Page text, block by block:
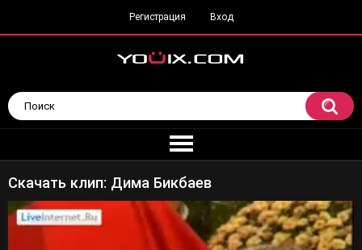
Регистрация Вход
Скачать клип: Дима Бикбаев